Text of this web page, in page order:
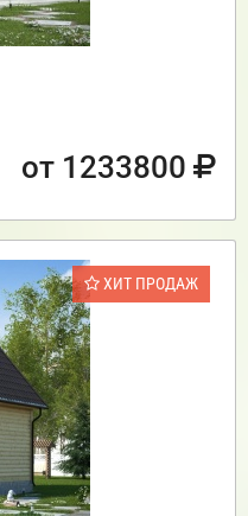
от 1233800
ХИТ ПРОДАЖ